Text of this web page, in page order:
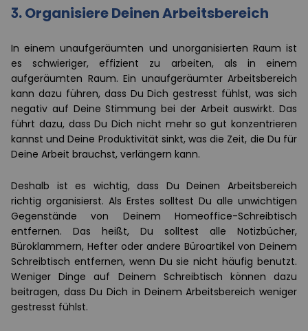
3.Organisiere Deinen Arbeitsbereich
In einem unaufgeräumten und unorganisierten Raum ist
es schwieriger, effizient zu arbeiten, als in einem
aufgeräumten Raum. Ein unaufgeräumter Arbeitsbereich
kann dazu führen, dass Du Dich gestresst fühlst, was sich
negativ auf Deine Stimmung bei der Arbeit auswirkt. Das
führt dazu, dass Du Dich nicht mehr so gut konzentrieren
kannst und Deine Produktivität sinkt, was die Zeit, die Du für
Deine Arbeit brauchst, verlängern kann.
Deshalb ist es wichtig, dass Du Deinen Arbeitsbereich
richtig organisierst. Als Erstes solltest Du alle unwichtigen
Gegenstände von Deinem Homeoffice-Schreibtisch
entfernen. Das heißt, Du solltest alle Notizbücher,
Büroklammern, Hefter oder andere Büroartikel von Deinem
Schreibtisch entfernen, wenn Du sie nicht häufig benutzt.
Weniger Dinge auf Deinem Schreibtisch können dazu
beitragen, dass Du Dich in Deinem Arbeitsbereich weniger
gestresst fühlst.